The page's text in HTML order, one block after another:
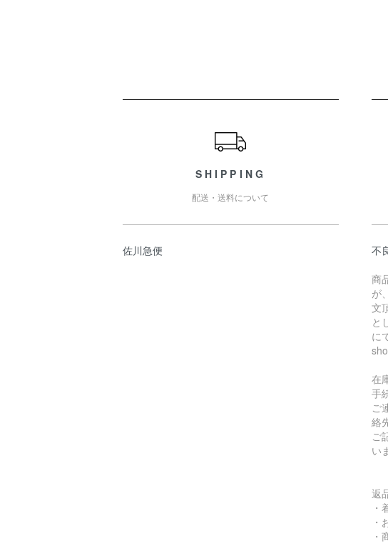
SHIPPING
配送・送料について
佐川急便
不
商
が
文
と
に
在
手
ご
絡
ご
い
返
・
・
・